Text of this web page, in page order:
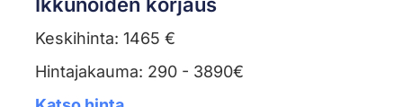
Ikkunoiden korjaus
Keskihinta: 1465 €
Hintajakauma: 290 - 3890€